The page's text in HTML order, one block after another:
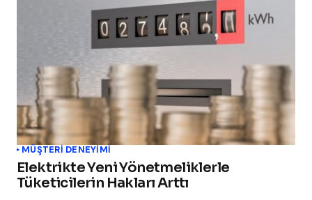
MÜŞTERI DENEYIMI
Elektrikte Yeni Yönetmeliklerle
Tüketicilerin Hakları Arttı